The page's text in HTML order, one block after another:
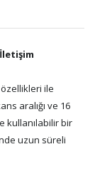
özellikleri ile
aralığı ve 16
kullanılabilir bir
uzun süreli